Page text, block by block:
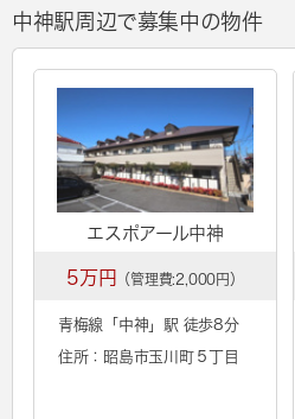
中神駅周辺で募集中の物件
エスポアール中神
5万円 （管理費:2,000円）
青梅線「 中神 」駅 徒歩8分
住所：昭島市玉川町５丁目